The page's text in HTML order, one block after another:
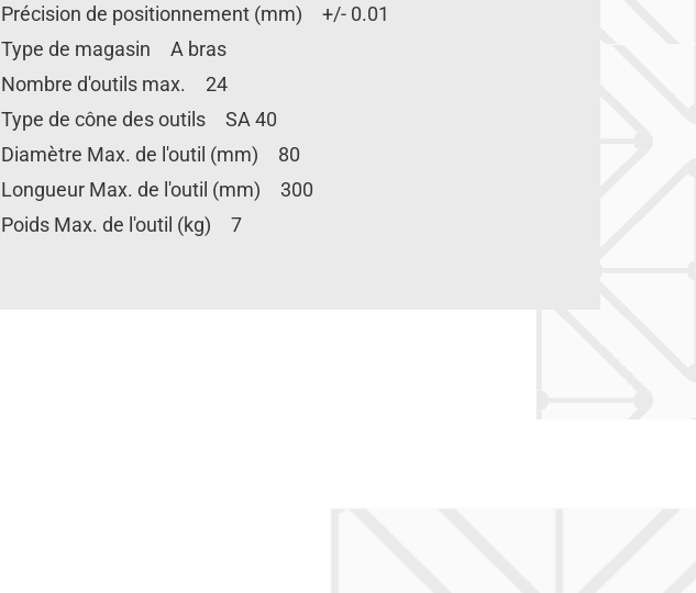
Précision de positionnement (mm) +/- 0.01
Type de magasin A bras
Nombre d'outils max. 24
Type de cône des outils SA 40
Diamètre Max. de l'outil (mm) 80
Longueur Max. de l'outil (mm) 300
Poids Max. de l'outil (kg) 7